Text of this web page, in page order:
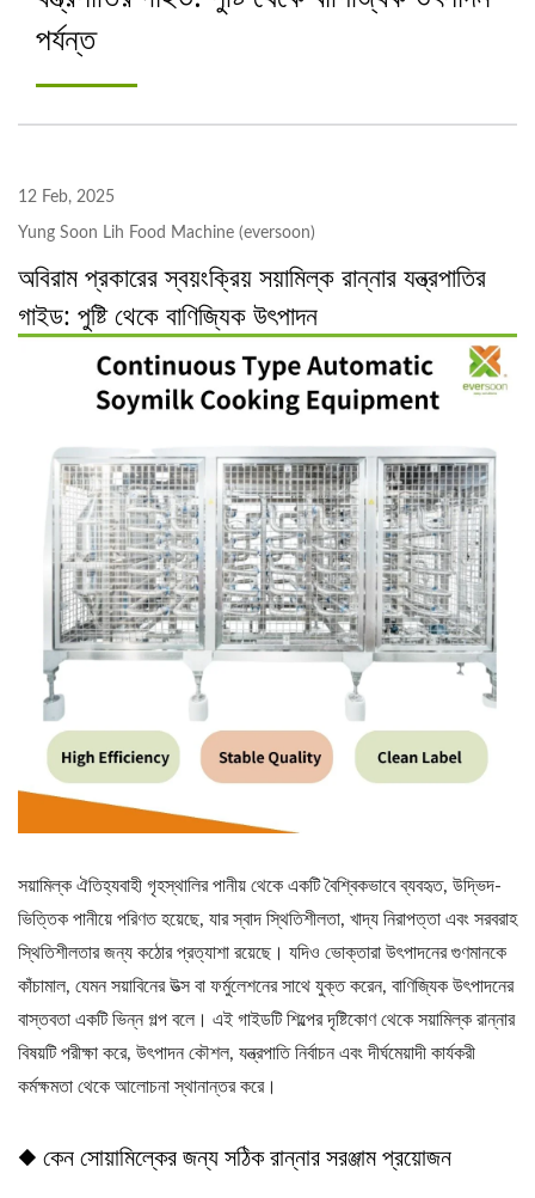
পর্যন্ত
12 Feb, 2025
Yung Soon Lih Food Machine (eversoon)
অবিরাম প্রকারের স্বয়ংক্রিয় সয়ামিল্ক রান্নার যন্ত্রপাতির
গাইড: পুষ্টি থেকে বাণিজ্যিক উৎপাদন
সয়ামিল্ক ঐতিহ্যবাহী গৃহস্থালির পানীয় থেকে একটি বৈশ্বিকভাবে ব্যবহৃত, উদ্ভিদ-
ভিত্তিক পানীয়ে পরিণত হয়েছে, যার স্বাদ স্থিতিশীলতা, খাদ্য নিরাপত্তা এবং সরবরাহ
স্থিতিশীলতার জন্য কঠোর প্রত্যাশা রয়েছে। যদিও ভোক্তারা উৎপাদনের গুণমানকে
কাঁচামাল, যেমন সয়াবিনের উত্স বা ফর্মুলেশনের সাথে যুক্ত করেন, বাণিজ্যিক উৎপাদনের
বাস্তবতা একটি ভিন্ন গল্প বলে। এই গাইডটি শিল্পের দৃষ্টিকোণ থেকে সয়ামিল্ক রান্নার
বিষয়টি পরীক্ষা করে, উৎপাদন কৌশল, যন্ত্রপাতি নির্বাচন এবং দীর্ঘমেয়াদী কার্যকরী
কর্মক্ষমতা থেকে আলোচনা স্থানান্তর করে।
◆ কেন সোয়ামিল্কের জন্য সঠিক রান্নার সরঞ্জাম প্রয়োজন